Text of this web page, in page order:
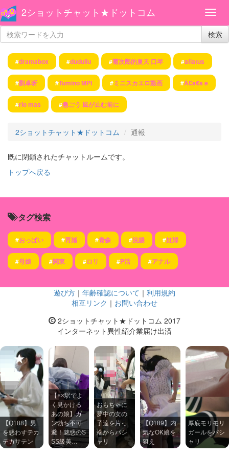
2ショットチャット★ドットコム
検索
#dramabox #dudullu #菊次郎的夏天 口琴 #aflatus
#劉卓昕 #Tumino MPI #ミニスカエロ動画 #Ã£â€š e
#rio mas #急ごう 風が止む前に
2ショットチャット★ドットコム 通報
既に閉鎖されたチャットルームです。
トップへ戻る
タグ検索
#おっぱい #再婚 #青森 #浣腸 #妊婦
#母娘 #関東 #ロリ #P活 #アナル
遊び方 ｜ 年齢確認について ｜ 利用規約
相互リンク ｜ お問い合わせ
2ショットチャット★ドットコム 2017
インターネット異性紹介業届け出済
【Q188】男
を惑わすテカ
テカサテン
【××駅でよ
く見かける
あの娘】ガ
ン勃ち不可
避！魅惑のS
SS級美…
おもちゃに
夢中の女の
子達を片っ
端からパシ
ャリ
【Q189】内
気なOK娘を
狙え
厚底モリモリ
ガールをパシ
ャリ